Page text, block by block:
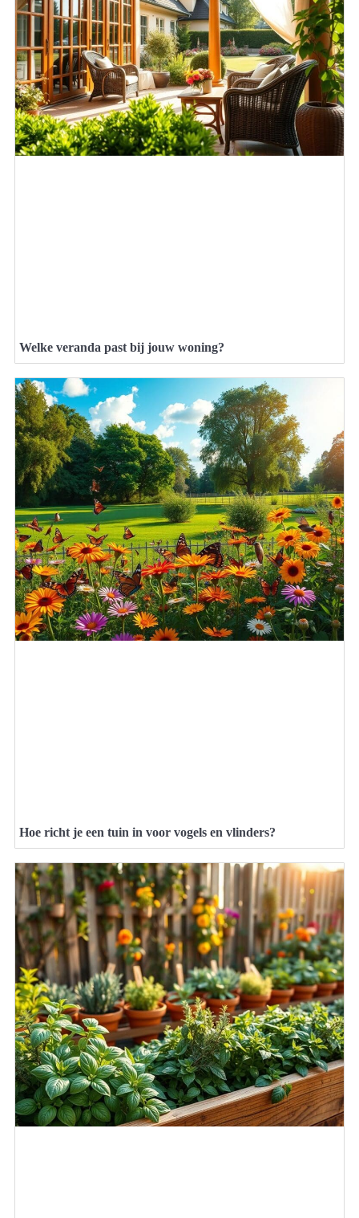
Welke veranda past bij jouw woning?
Hoe richt je een tuin in voor vogels en vlinders?